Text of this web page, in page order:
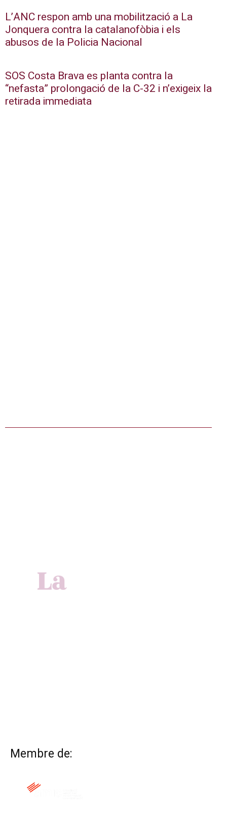
L’ANC respon amb una mobilització a La
Jonquera contra la catalanofòbia i els
abusos de la Policia Nacional
SOS Costa Brava es planta contra la
“nefasta” prolongació de la C-32 i n’exigeix la
retirada immediata
Membre de: